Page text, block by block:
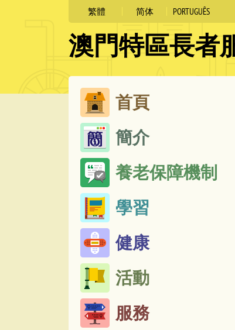
繁體 简体 PORTUGUÊS
澳門特區長者
跳
至
內
容
首頁
簡介
養老保障機制
學習
健康
活動
服務